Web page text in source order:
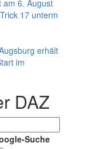
am 6. August
17 unterm
erhält
im
DAZ
Suche